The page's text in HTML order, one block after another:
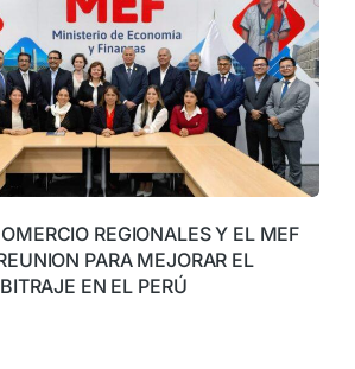
REGIONALES Y EL MEF
PARA MEJORAR EL
EN EL PERÚ